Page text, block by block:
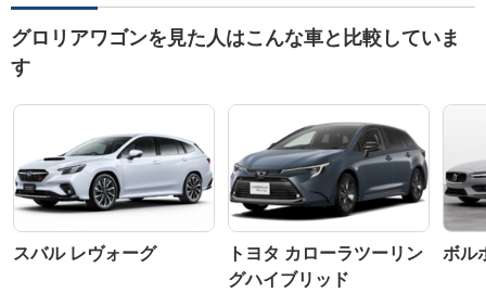
グロリアワゴンを見た人はこんな車と比較していま
す
スバル レヴォーグ
トヨタ カローラツーリン
グハイブリッド
ボル